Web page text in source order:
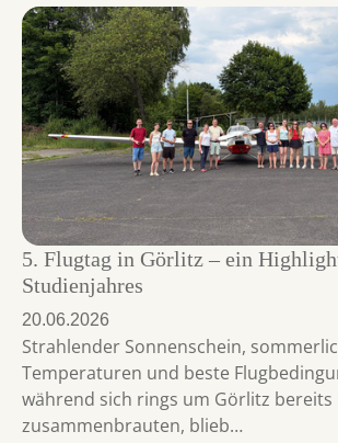
5. Flugtag in Görlitz – ein
Studienjahres
20.06.2026
Strahlender Sonnenschein,
Temperaturen und beste
während sich rings um Görlitz
zusammenbrauten, blieb…